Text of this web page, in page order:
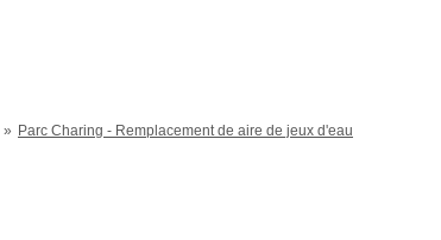
Parc Charing - Remplacement de aire de jeux d'eau